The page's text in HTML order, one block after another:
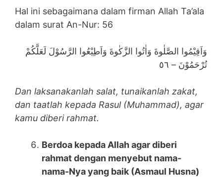
Hal ini sebagaimana dalam firman Allah Ta’ala
dalam surat An-Nur: 56
وَاَقِيْمُوا الصَّلٰوةَ وَاٰتُوا الزَّكٰوةَ وَاَطِيْعُوا الرَّسُوْلَ لَعَلَّكُمْ
تُرْحَمُوْنَ – ٥٦
Dan laksanakanlah salat, tunaikanlah zakat,
dan taatlah kepada Rasul (Muhammad), agar
kamu diberi rahmat.
Berdoa kepada Allah agar diberi
rahmat dengan menyebut nama-
nama-Nya yang baik (Asmaul Husna)